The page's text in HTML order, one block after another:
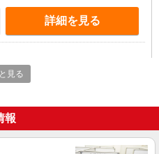
労災保険 （健康・厚生は週所定
以上は加入となります。） 退
6ヶ月の派遣期間満了後、双方
詳細を見る
支社
齢者向け住宅での調理業務
支給
厚別区もみじ台北
見る
報